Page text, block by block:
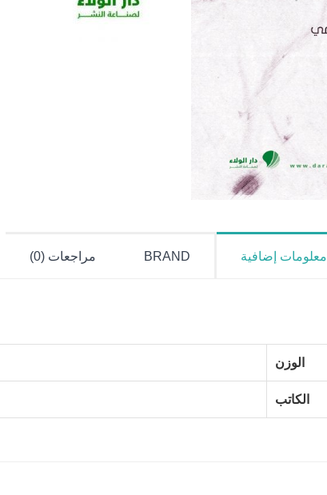
معلومات إضافية BRAND مراجعات (0)
الوزن
الكاتب